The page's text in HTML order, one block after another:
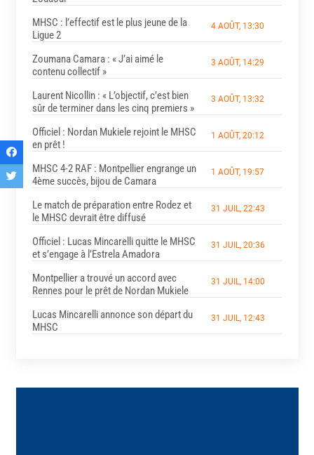
MHSC : l’effectif est le plus jeune de la
Ligue 2
4 AOÛT, 13:30
Zoumana Camara : « J’ai aimé le
contenu collectif »
3 AOÛT, 14:29
Laurent Nicollin : « L’objectif, c’est bien
sûr de terminer dans les cinq premiers »
3 AOÛT, 13:32
Officiel : Nordan Mukiele rejoint le MHSC
en prêt !
1 AOÛT, 20:12
MHSC 4-2 RAF : Montpellier engrange un
4ème succès, bijou de Camara
1 AOÛT, 19:57
Le match de préparation entre Rodez et
le MHSC devrait être diffusé
31 JUIL, 22:43
Officiel : Lucas Mincarelli quitte le MHSC
et s’engage à l’Estrela Amadora
31 JUIL, 20:36
Montpellier a trouvé un accord avec
Rennes pour le prêt de Nordan Mukiele
31 JUIL, 14:00
Lucas Mincarelli annonce son départ du
MHSC
31 JUIL, 12:43